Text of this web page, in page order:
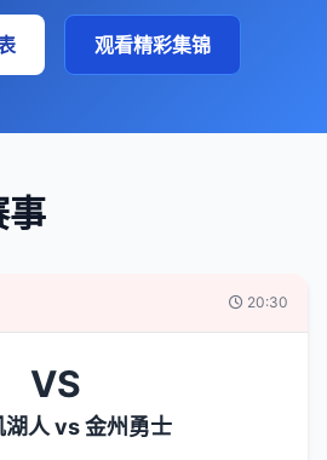
观看精彩集锦
事
20:30
VS
湖人 vs 金州勇士